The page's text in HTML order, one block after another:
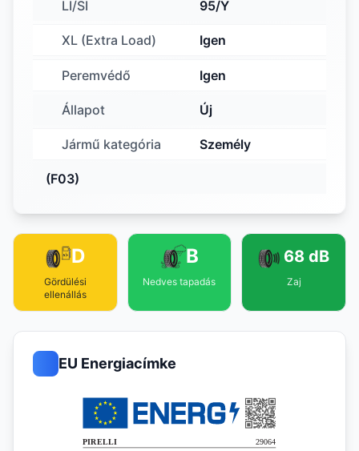
LI/SI 95/Y
XL (Extra Load) Igen
Peremvédő Igen
Állapot Új
Jármű kategória Személy
(F03)
D
Gördülési
ellenállás
B
Nedves tapadás
68 dB
Zaj
EU Energiacímke